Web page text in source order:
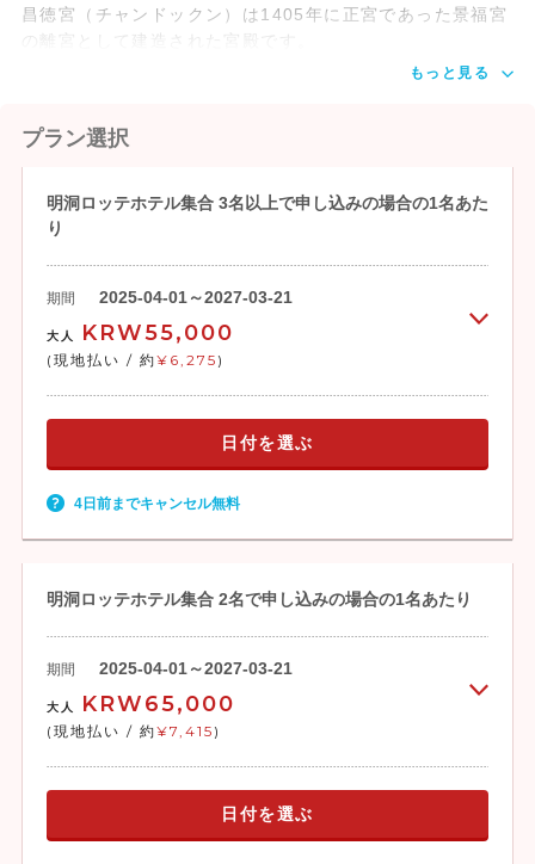
*昌徳宮(チャンドックン)
ンドックン)は、公的空間である宮闕と王家
300年を超える巨木と池、東屋など造園施
*南大門市場(ナムデムンシジャン)
1964年に設立された南大門市場(ナムデム
ンシジャン)は、子ども衣類、男性衣類、女
性衣類をはじめ日常生活に必要なあらゆる
商品を取り扱う巨大市場。ここで取り扱う
商品は、手頃な価格で提供され、卸売と小
売の両方を行っています。韓国人の姿を直
に感じ取れるとあって、世界の中の観光名
所として認められている所です。
昌徳宮（チャンドックン）は1405年に正宮であった景福宮
の離宮として建造された宮殿です。
もっと見る
プラン選択
明洞ロッテホテル集合 3名以上で申し込みの場合の1名あた
り
期間 2025-04-01～2027-03-21
大人 KRW55,000
(現地払い / 約¥6,275 )
日付を選ぶ
4日前までキャンセル無料
明洞ロッテホテル集合 2名で申し込みの場合の1名あたり
期間 2025-04-01～2027-03-21
大人 KRW65,000
(現地払い / 約¥7,415 )
日付を選ぶ